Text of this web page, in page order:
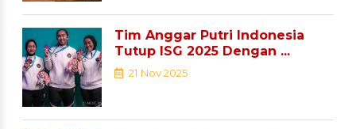
Tim Anggar Putri Indonesia
Tutup ISG 2025 Dengan ...
21 Nov 2025